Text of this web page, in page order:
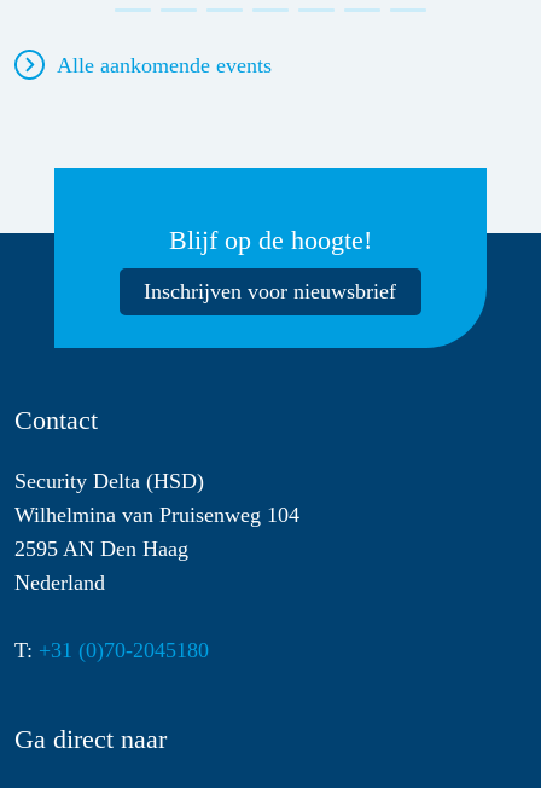
Alle aankomende events
Blijf op de hoogte!
Inschrijven voor nieuwsbrief
Contact
Security Delta (HSD)
Wilhelmina van Pruisenweg 104
2595 AN Den Haag
Nederland
T: +31 (0)70-2045180
Ga direct naar